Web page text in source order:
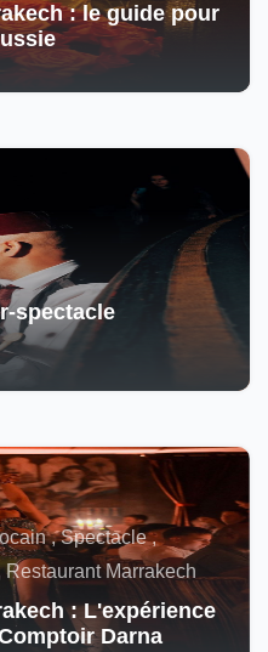
: le guide pour
spectacle
, Spectacle ,
Marrakech
: L'expérience
Darna